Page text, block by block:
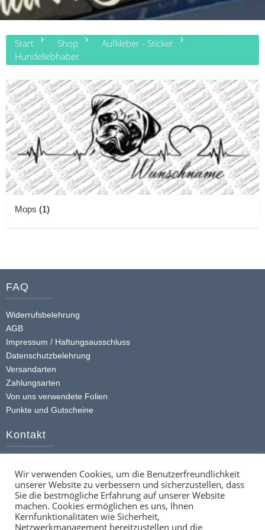
Start Shop
Aufkleber - Sticker
Hundeliebhaber
Mops (1)
FAQ
Widerrufsbelehrung
AGB
Impressum / Haftungsausschluss
Datenschutzbelehrung
Versandarten
Zahlungsarten
Von uns verwendete Folien
Punkte und Gutscheine
Kontakt
info@ttstickerz.de
Kontaktformular
Social
Wir verwenden Cookies, um die Benutzerfreundlichkeit
unserer Website zu verbessern und sicherzustellen, dass
Sie die bestmögliche Erfahrung auf unserer Website
machen. Cookies ermöglichen es uns, Ihnen
Kernfunktionalitäten wie Sicherheit,
Netzwerkmanagement bereitzustellen und die